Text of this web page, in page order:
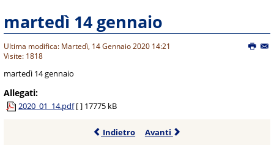
martedì 14 gennaio
Ultima modifica: Martedì, 14 Gennaio 2020 14:21
Visite: 1818
martedì 14 gennaio
Allegati:
2020_01_14.pdf [ ] 17775 kB
Indietro Avanti